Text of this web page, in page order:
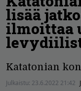
lisää
ilmoittaa
Katatonian
Julkaistu: 23.6.2022 21:42